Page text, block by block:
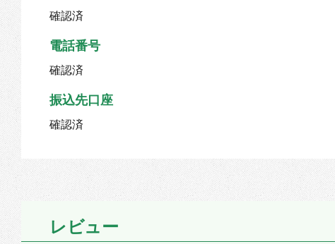
確認済
電話番号
確認済
振込先口座
確認済
レビュー